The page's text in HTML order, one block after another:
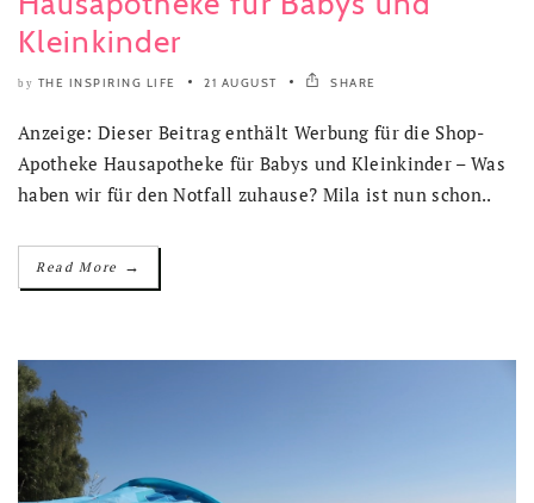
Kleinkinder
by THE INSPIRING LIFE 21 AUGUST SHARE
Anzeige: Dieser Beitrag enthält Werbung für die Shop-
Apotheke Hausapotheke für Babys und Kleinkinder – Was
haben wir für den Notfall zuhause? Mila ist nun schon..
Read More →